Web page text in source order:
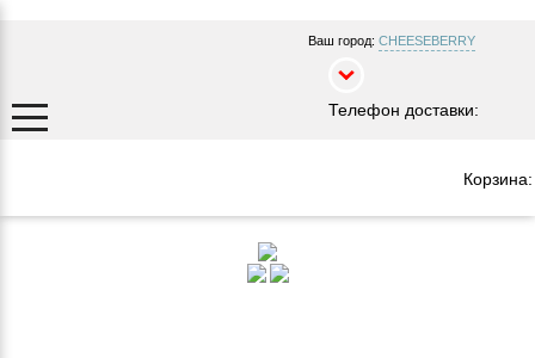
Ваш город: CHEESEBERRY
Телефон доставки:
Корзина: